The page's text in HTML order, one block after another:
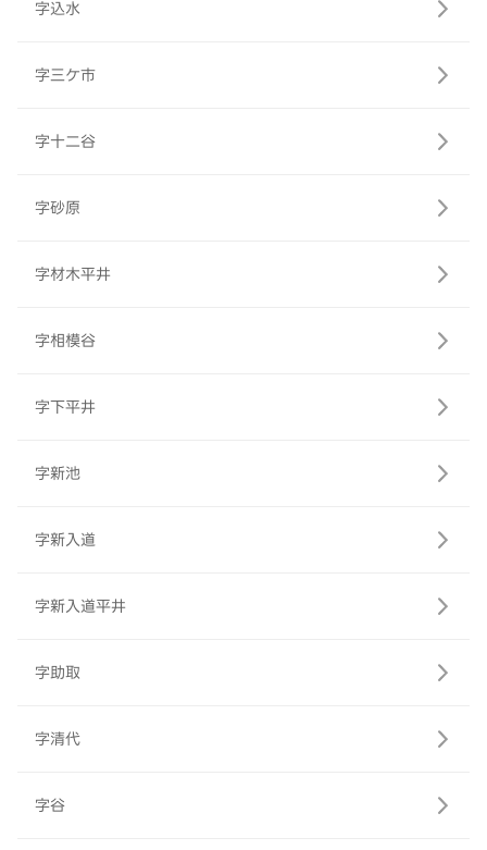
字込水
字三ケ市
字十二谷
字砂原
字材木平井
字相模谷
字下平井
字新池
字新入道
字新入道平井
字助取
字清代
字谷